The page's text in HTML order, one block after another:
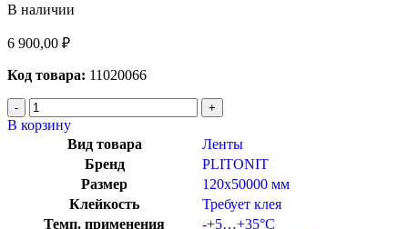
В наличии
6 900,00 ₽
Код товара: 11020066
В корзину
Вид товара
Ленты
Бренд
PLITONIT
Размер
120х50000 мм
Клейкость
Требует клея
Темп. применения
-+5…+35°C